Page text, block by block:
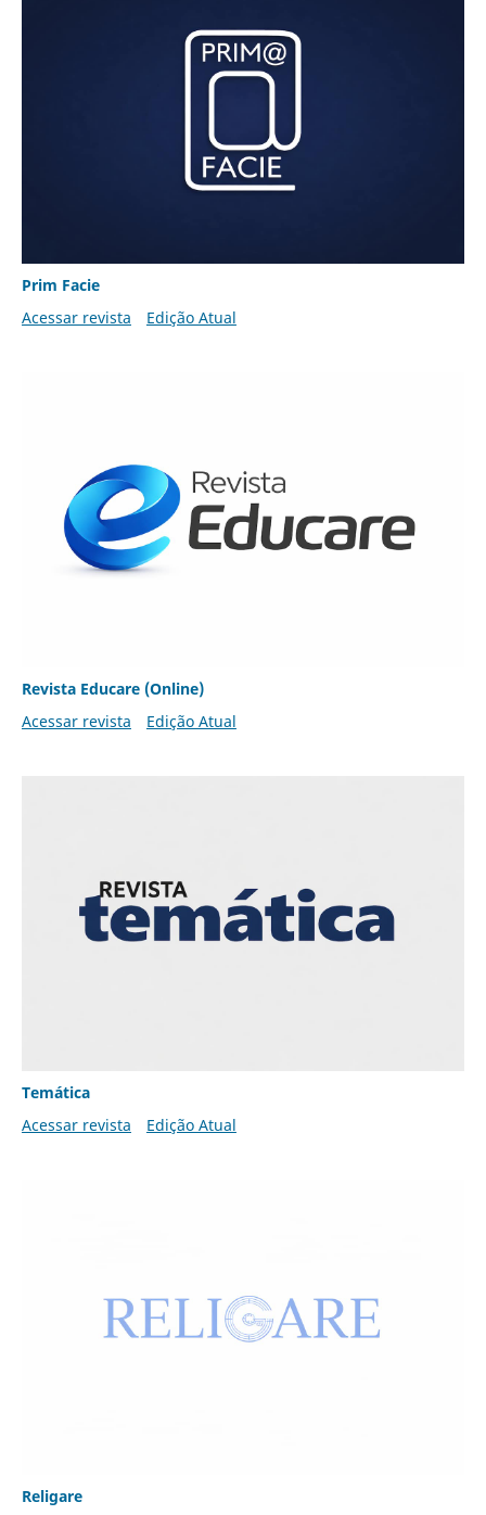
Prim Facie
Acessar revista
Edição Atual
Revista Educare (Online)
Acessar revista
Edição Atual
Temática
Acessar revista
Edição Atual
Religare